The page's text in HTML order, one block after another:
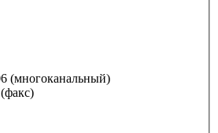
(многоканальный)